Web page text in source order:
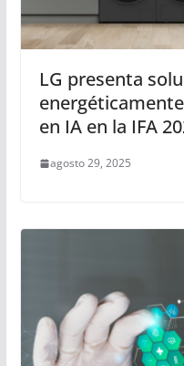
LG presenta
en IA en la IFA
agosto 29, 2025